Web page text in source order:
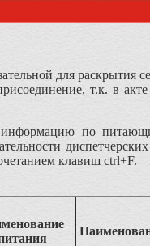
для
т.к. в
по
клавиш ctrl+F.